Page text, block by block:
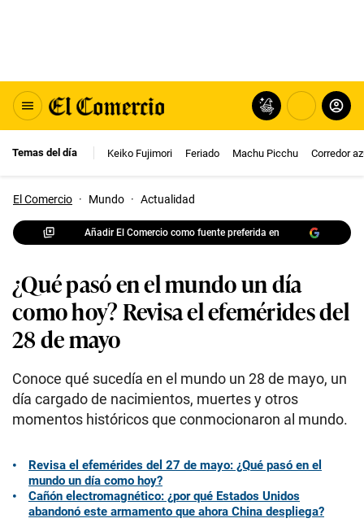
Temas del día Keiko Fujimori Feriado Machu Picchu Corredor
El Comercio · Mundo · Actualidad
Añadir El Comercio como fuente preferida en
¿Qué pasó en el mundo un día
como hoy? Revisa el efemérides del
28 de mayo
Conoce qué sucedía en el mundo un 28 de mayo, un
día cargado de nacimientos, muertes y otros
momentos históricos que conmocionaron al mundo.
Revisa el efemérides del 27 de mayo: ¿Qué pasó en el
mundo un día como hoy?
Cañón electromagnético: ¿por qué Estados Unidos
abandonó este armamento que ahora China despliega?